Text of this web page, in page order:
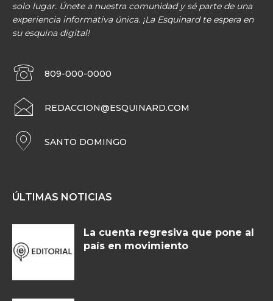
solo lugar. Únete a nuestra comunidad y sé parte de una
experiencia informativa única. ¡La Esquinard te espera en
su esquina digital!
809-000-0000
REDACCION@ESQUINARD.COM
SANTO DOMINGO
ÚLTIMAS NOTICIAS
La cuenta regresiva que pone al
país en movimiento